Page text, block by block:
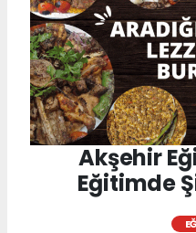
Akşehir
Eğitimde